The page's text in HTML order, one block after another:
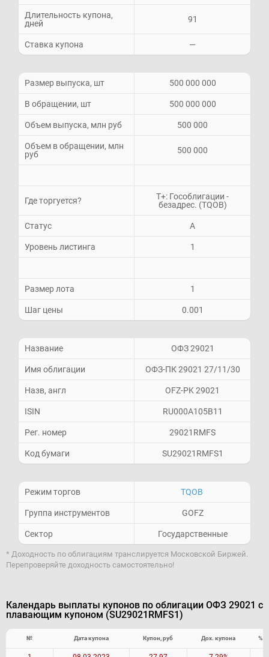
Длительность купона,
дней
91
Ставка купона —
Размер выпуска, шт 500 000 000
В обращении, шт 500 000 000
Объем выпуска, млн руб 500 000
Объем в обращении, млн
руб
500 000
Где торгуется?
Т+: Гособлигации -
безадрес. (TQOB)
Статус A
Уровень листинга 1
Размер лота 1
Шаг цены 0.001
Название ОФЗ 29021
Имя облигации ОФЗ-ПК 29021 27/11/30
Назв, англ OFZ-PK 29021
ISIN RU000A105B11
Рег. номер 29021RMFS
Код бумаги SU29021RMFS1
Режим торгов TQOB
Группа инструментов GOFZ
Сектор Государственные
* Доходность по облигациям транслируется Московской Биржей.
Перепроверяйте доходность самостоятельно!
Календарь выплаты купонов по облигации ОФЗ 29021 с
плавающим купоном (SU29021RMFS1)
№ Дата купона Купон, руб Дох. купона %